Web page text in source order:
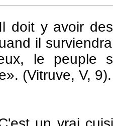
doit y avoir
il
le peuple
(Vitruve, V, 9).